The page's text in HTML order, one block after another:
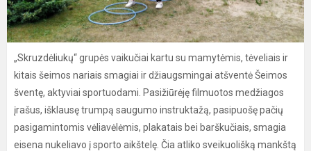
„Skruzdėliukų“ grupės vaikučiai kartu su mamytėmis, tėveliais ir
kitais šeimos nariais smagiai ir džiaugsmingai atšventė Šeimos
šventę, aktyviai sportuodami. Pasižiūrėję filmuotos medžiagos
įrašus, išklausę trumpą saugumo instruktažą, pasipuošę pačių
pasigamintomis vėliavėlėmis, plakatais bei barškučiais, smagia
eisena nukeliavo į sporto aikštelę. Čia atliko sveikuolišką mankštą